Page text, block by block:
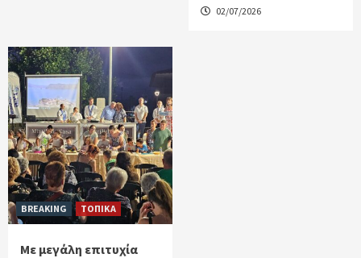
02/07/2026
BREAKING ΤΟΠΙΚΑ
Με μεγάλη επιτυχία